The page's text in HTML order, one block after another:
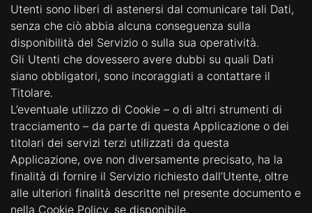
Utenti sono liberi di astenersi dal comunicare tali Dati,
senza che ciò abbia alcuna conseguenza sulla
disponibilità del Servizio o sulla sua operatività.
Gli Utenti che dovessero avere dubbi su quali Dati
siano obbligatori, sono incoraggiati a contattare il
Titolare.
L’eventuale utilizzo di Cookie – o di altri strumenti di
tracciamento – da parte di questa Applicazione o dei
titolari dei servizi terzi utilizzati da questa
Applicazione, ove non diversamente precisato, ha la
finalità di fornire il Servizio richiesto dall’Utente, oltre
alle ulteriori finalità descritte nel presente documento e
nella Cookie Policy, se disponibile.